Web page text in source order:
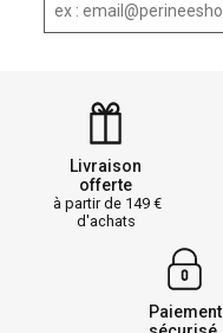
Livraison
offerte
à partir de 149
d'achats
Paiement